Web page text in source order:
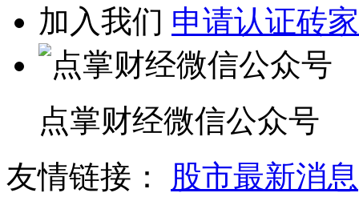
加入我们 申请认证砖家
点掌财经微信公众号
友情链接：
股市最新消息